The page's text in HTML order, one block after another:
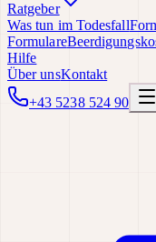
Ratgeber
Was tun im Todesfall
Formulare
Hilfe
Über unsKontakt
+43 5238 524 90